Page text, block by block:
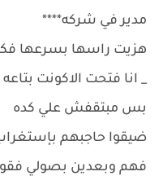
مدير في شركه****
هزيت راسها بسرعها
_ انا فتحت الاكونت
بس مبتقفش علي كده
ضيقوا حاجبهم
فهم وبعدين بصولي